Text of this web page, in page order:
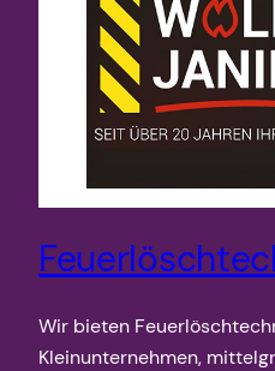
Wir bieten
Kleinunternehmen,